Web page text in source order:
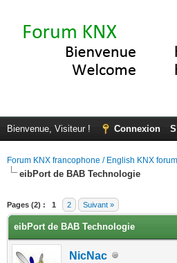
Bienvenue, Visiteur ! Connexion
Forum KNX francophone / English KNX forum
eibPort de BAB Technologie
Pages (2) : 1 2 Suivant »
eibPort de BAB Technologie
NicNac